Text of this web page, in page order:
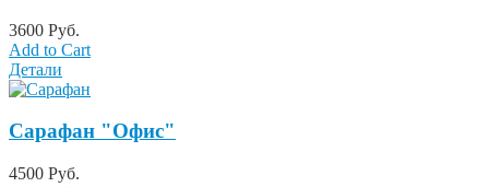
3600 Руб.
Add to Cart
Детали
Сарафан "Офис"
4500 Руб.